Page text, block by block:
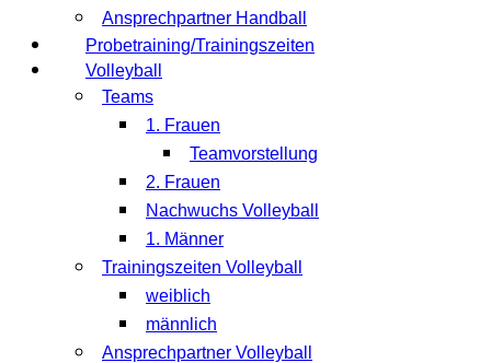
Ansprechpartner Handball
Probetraining/Trainingszeiten
Volleyball
Teams
1. Frauen
Teamvorstellung
2. Frauen
Nachwuchs Volleyball
1. Männer
Trainingszeiten Volleyball
weiblich
männlich
Ansprechpartner Volleyball